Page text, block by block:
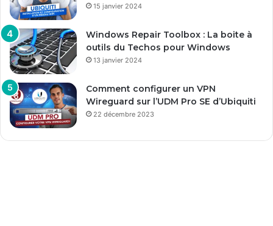
15 janvier 2024
Windows Repair Toolbox : La boite à
outils du Techos pour Windows
13 janvier 2024
Comment configurer un VPN
Wireguard sur l’UDM Pro SE d’Ubiquiti
22 décembre 2023